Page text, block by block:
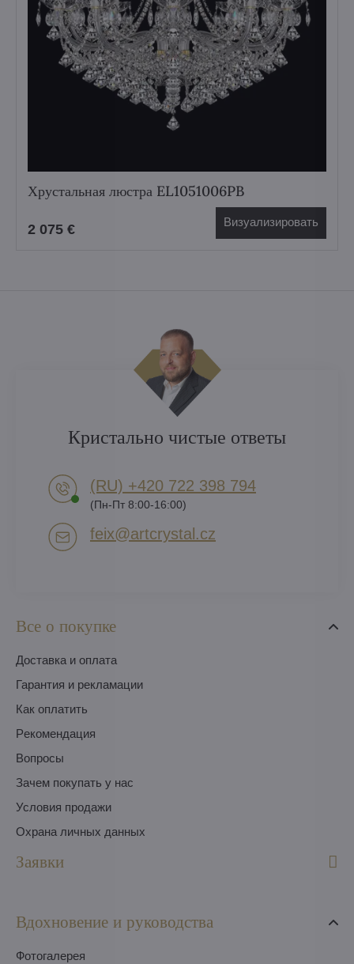
Хрустальная люстра EL1051006PB
2 075 € Визуализировать
Все о покупке
Доставка и оплата
Гарантия и рекламации
Как оплатить
Pекомендация
Вопросы
Зачем покупать у нас
Условия продажи
Охрана личных данных
Заявки
Вдохновение и руководства
Фотогалерея
Кристально чистые ответы
(RU) +420 722 398 794​
(Пн-Пт 8:00-16:00)
feix​@artcrystal​.cz